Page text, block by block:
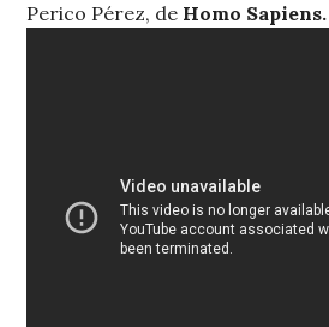
Perico Pérez, de Homo Sapiens.